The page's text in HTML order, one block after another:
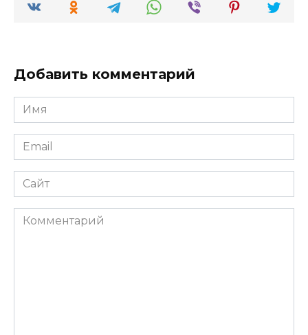
Добавить комментарий
Имя
*
Email
*
Сайт
Комментарий